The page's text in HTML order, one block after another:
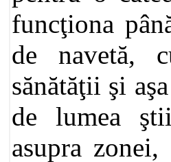
funcţiona
de navetă,
sănătăţii şi
de lumea
asupra